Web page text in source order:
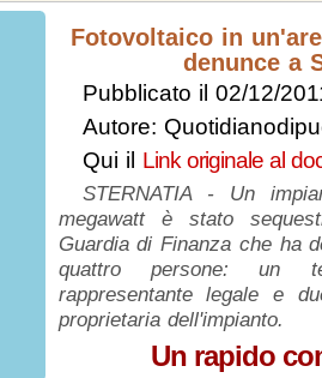
Fotovoltaico in
denunce a
Pubblicato il 02/12/
Autore:
Qui il Link originale al
STERNATIA - Un
megawatt è stato
Guardia di Finanza che ha
quattro persone: un
rappresentante legale e
proprietaria dell'impianto.
Un rapido